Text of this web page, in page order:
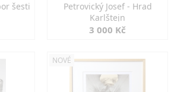
šesti
Petrovický Josef - Hrad
Karlštejn
3 000 Kč
NOVÉ